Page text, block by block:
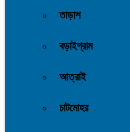
তাড়াশ
বড়াইগ্রাম
আত্রাই
চাটমোহর